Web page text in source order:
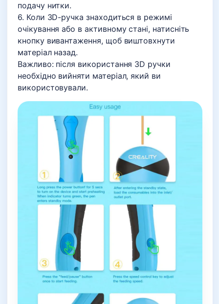
подачу нитки.
6. Коли 3D-ручка знаходиться в режимі
очікування або в активному стані, натисніть
кнопку вивантаження, щоб виштовхнути
матеріал назад.
Важливо: після використання 3D ручки
необхідно вийняти матеріал, який ви
використовували.